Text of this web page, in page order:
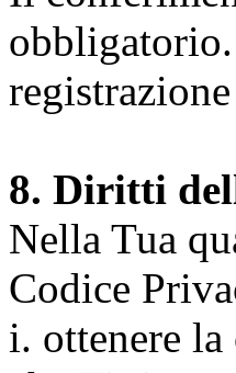
8. Diritti
Nella Tua
Codice
i. ottenere